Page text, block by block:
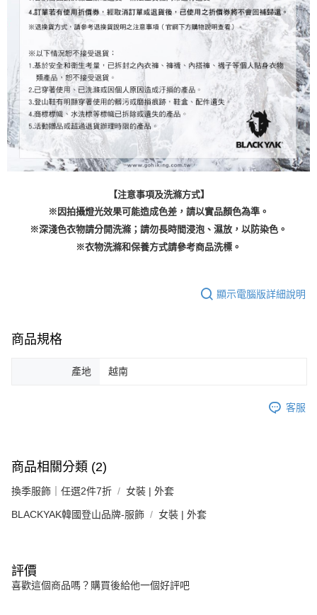
【注意事項及洗滌方式】
※因拍攝燈光效果可能造成色差，請以實品顏色為準。
※深淺色衣物請分開洗滌；請勿長時間浸泡、濕放，以防染色。
※衣物洗滌和保養方式請參考商品洗標。
顯示電腦版詳細說明
商品規格
產地 越南
客服
商品相關分類 (2)
換季服飾｜任選2件7折 女裝 | 外套
BLACKYAK韓國登山品牌-服飾 女裝 | 外套
評價
喜歡這個商品嗎？購買後給他一個好評吧